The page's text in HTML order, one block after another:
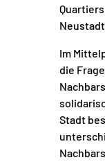
Im
die
Stadt